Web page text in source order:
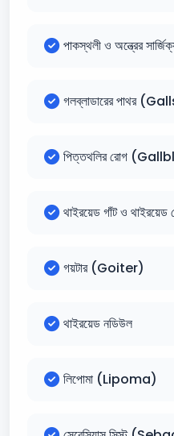
পাকস্থলী ও অন্ত্রের
গলব্লাডারের পাথর
পিত্তথলির রোগ
থাইরয়েড গাঁট ও থাইরয়েড
গয়টার (Goiter)
থাইরয়েড নডিউল
লিপোমা (Lipoma)